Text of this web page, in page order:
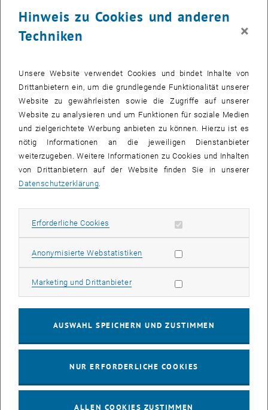
JULI 26 JULI 26
Veranstaltungstyp:
KONFERENZ
Veranstaltungsort:TU Wien, 1040 Wien
EMBA Online Info Session mit Dekan Prof. Dr. Wolfgang
28 Juli 2026
28
JULI 26
16:00-bis
17:00
INFORMATIONSVERANSTALTUNG Online, via Zoom
Info Session Learning Journey Turin
03
INFORMATIONSVERANSTALTUNG Online, Via Zoom
Hinweis zu Cookies und anderen
Techniken
×
Unsere Website verwendet Cookies und bindet Inhalte von
Drittanbietern ein, um die grundlegende Funktionalität unserer
Website zu gewährleisten sowie die Zugriffe auf unserer
Website zu analysieren und um Funktionen für soziale Medien
und zielgerichtete Werbung anbieten zu können. Hierzu ist es
nötig Informationen an die jeweiligen Dienstanbieter
weiterzugeben. Weitere Informationen zu Cookies und Inhalten
von Drittanbietern auf der Website finden Sie in unserer
Datenschutzerklärung
Erforderliche Cookies Erforderliche Cookies zulassen
Anonymisierte WebstatistikenStatistik Cookies zulassen
Marketing und DrittanbieterMarketing Cookies zulassen
AUSWAHL SPEICHERN UND ZUSTIMMEN
NUR ERFORDERLICHE COOKIES
ALLEN COOKIES ZUSTIMMEN